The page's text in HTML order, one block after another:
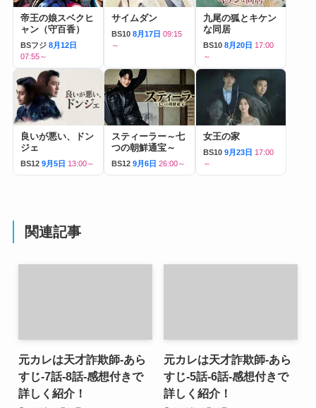
帝王の娘スベクヒ
ャン（守百香）
BSフジ 8月12日
07:55～
サイムダン
BS10 8月17日 09:15
～
九尾の狐とキケン
な同居
BS10 8月20日 17:00
～
良いが悪い、ドン
ジェ
BS12 9月5日 13:00～
スティーラー～七
つの朝鮮通宝～
BS12 9月6日 26:00～
女王の家
BS10 9月23日 17:00
～
関連記事
元カレは天才詐欺師-あら
すじ-7話-8話-感想付きで
詳しく紹介！
元カレは天才詐欺師-あら
すじ-5話-6話-感想付きで
詳しく紹介！